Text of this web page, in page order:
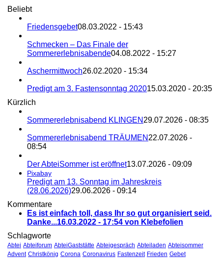
Beliebt
Friedensgebet08.03.2022 - 15:43
Schmecken – Das Finale der
Sommererlebnisabende04.08.2022 - 15:27
Aschermittwoch26.02.2020 - 15:34
Predigt am 3. Fastensonntag 202015.03.2020 - 20:35
Kürzlich
Sommererlebnisabend KLINGEN 29.07.2026 - 08:35
Sommererlebnisabend TRÄUMEN 22.07.2026 -
08:54
Der AbteiSommer ist eröffnet13.07.2026 - 09:09
Pixabay
Predigt am 13. Sonntag im Jahreskreis
(28.06.2026)29.06.2026 - 09:14
Kommentare
Es ist einfach toll, dass Ihr so gut organisiert seid.
Danke...16.03.2022 - 17:54 von Klebefolien
Schlagworte
Abtei Abteiforum AbteiGaststätte Abteigespräch Abteiladen Abteisommer
Advent Christkönig Corona Coronavirus Fastenzeit Frieden Gebet